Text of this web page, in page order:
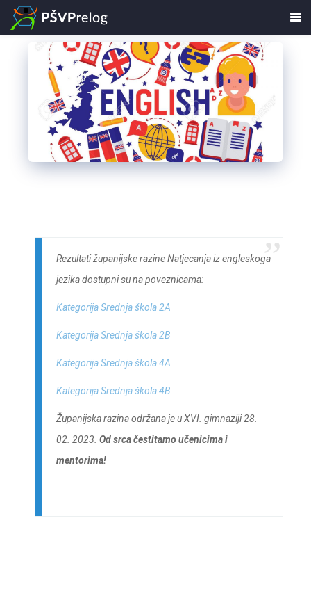
Rezultati županijske razine Natjecanja iz engleskoga
jezika dostupni su na poveznicama:
Kategorija Srednja škola 2A
Kategorija Srednja škola 2B
Kategorija Srednja škola 4A
Kategorija Srednja škola 4B
Županijska razina održana je u XVI. gimnaziji 28.
02. 2023. Od srca čestitamo učenicima i
mentorima!